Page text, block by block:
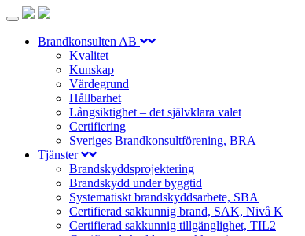
Toggle
navigationBrandkonsulten AB
Kvalitet
Kunskap
Värdegrund
Hållbarhet
Långsiktighet – det självklara valet
Certifiering
Sveriges Brandkonsultförening, BRA
Tjänster
Brandskyddsprojektering
Brandskydd under byggtid
Systematiskt brandskyddsarbete, SBA
Certifierad sakkunnig brand, SAK, Nivå K
Certifierad sakkunnig tillgänglighet, TIL2